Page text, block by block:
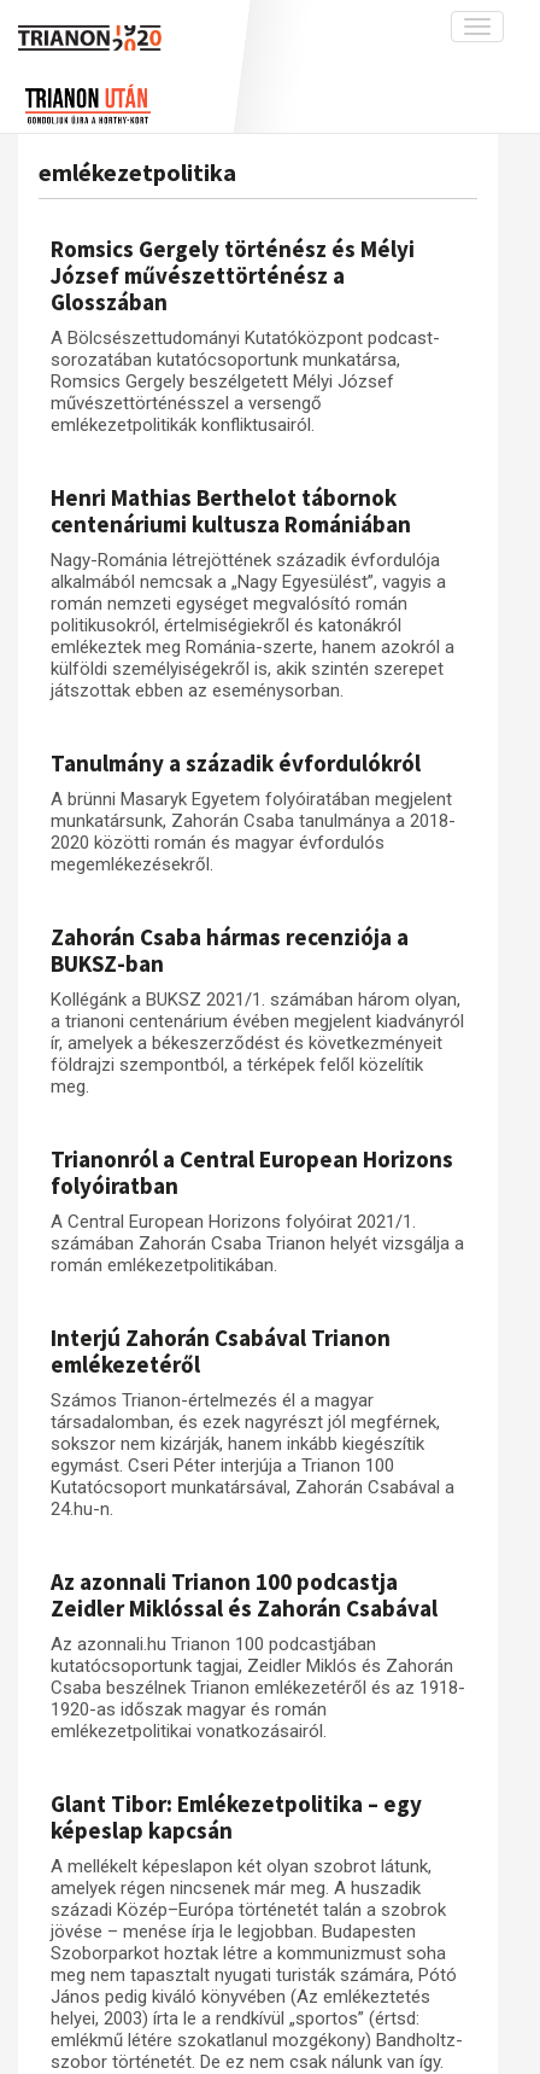
Toggle
interpretációk
A békerendszer megszilárdulása
Galéria
Emlékművek (feltöltés alatt)
Menekültek
Visszhang
Publikációk
Kapcsolat
Dokumentumok
A trianoni szerződés
Műhelymunkák
emlékezetpolitika
Romsics Gergely történész és Mélyi
József művészettörténész a
Glosszában
A Bölcsészettudományi Kutatóközpont podcast-
sorozatában kutatócsoportunk munkatársa,
Romsics Gergely beszélgetett Mélyi József
művészettörténésszel a versengő
emlékezetpolitikák konfliktusairól.
Henri Mathias Berthelot tábornok
centenáriumi kultusza Romániában
Nagy-Románia létrejöttének századik évfordulója
alkalmából nemcsak a „Nagy Egyesülést”, vagyis a
román nemzeti egységet megvalósító román
politikusokról, értelmiségiekről és katonákról
emlékeztek meg Románia-szerte, hanem azokról a
külföldi személyiségekről is, akik szintén szerepet
játszottak ebben az eseménysorban.
Tanulmány a századik évfordulókról
A brünni Masaryk Egyetem folyóiratában megjelent
munkatársunk, Zahorán Csaba tanulmánya a 2018-
2020 közötti román és magyar évfordulós
megemlékezésekről.
Zahorán Csaba hármas recenziója a
BUKSZ-ban
Kollégánk a BUKSZ 2021/1. számában három olyan,
a trianoni centenárium évében megjelent kiadványról
ír, amelyek a békeszerződést és következményeit
földrajzi szempontból, a térképek felől közelítik
meg.
Trianonról a Central European Horizons
folyóiratban
A Central European Horizons folyóirat 2021/1.
számában Zahorán Csaba Trianon helyét vizsgálja a
román emlékezetpolitikában.
Interjú Zahorán Csabával Trianon
emlékezetéről
Számos Trianon-értelmezés él a magyar
társadalomban, és ezek nagyrészt jól megférnek,
sokszor nem kizárják, hanem inkább kiegészítik
egymást. Cseri Péter interjúja a Trianon 100
Kutatócsoport munkatársával, Zahorán Csabával a
24.hu-n.
Az azonnali Trianon 100 podcastja
Zeidler Miklóssal és Zahorán Csabával
Az azonnali.hu Trianon 100 podcastjában
kutatócsoportunk tagjai, Zeidler Miklós és Zahorán
Csaba beszélnek Trianon emlékezetéről és az 1918-
1920-as időszak magyar és román
emlékezetpolitikai vonatkozásairól.
Glant Tibor: Emlékezetpolitika – egy
képeslap kapcsán
A mellékelt képeslapon két olyan szobrot látunk,
amelyek régen nincsenek már meg. A huszadik
századi Közép–Európa történetét talán a szobrok
jövése – menése írja le legjobban. Budapesten
Szoborparkot hoztak létre a kommunizmust soha
meg nem tapasztalt nyugati turisták számára, Pótó
János pedig kiváló könyvében (Az emlékeztetés
helyei, 2003) írta le a rendkívül „sportos” (értsd:
emlékmű létére szokatlanul mozgékony) Bandholtz-
szobor történetét. De ez nem csak nálunk van így.